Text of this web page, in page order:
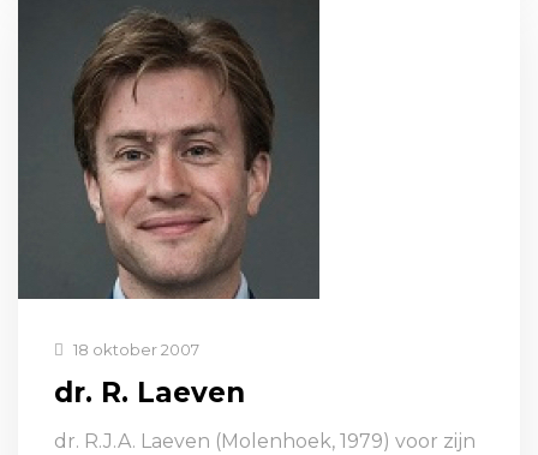
18 oktober 2007
dr. R. Laeven
dr. R.J.A. Laeven (Molenhoek, 1979) voor zijn